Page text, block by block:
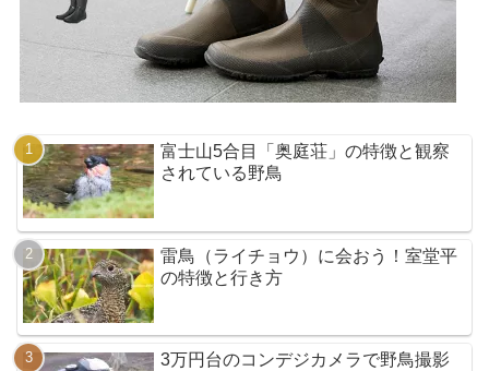
富士山5合目「奥庭荘」の特徴と観察
されている野鳥
雷鳥（ライチョウ）に会おう！室堂平
の特徴と行き方
3万円台のコンデジカメラで野鳥撮影